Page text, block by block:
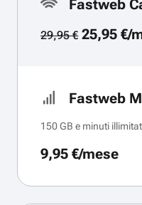
Fastweb
29,95 €25,95 €/
Fastweb
150 GB e minuti
9,95 €/mese